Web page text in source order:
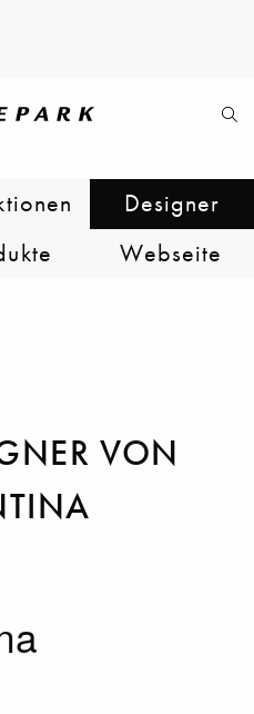
Designer
Webseite
VON